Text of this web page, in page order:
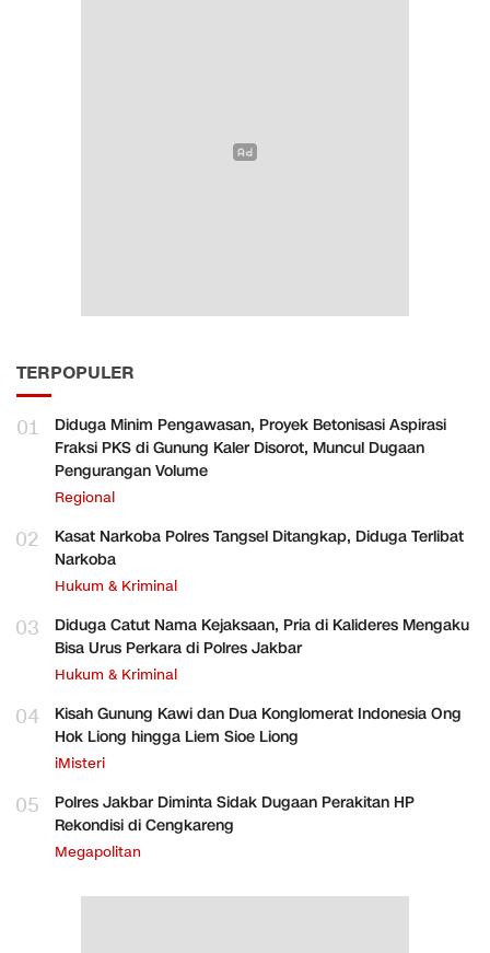
TERPOPULER
01
Diduga Minim Pengawasan, Proyek Betonisasi Aspirasi
Fraksi PKS di Gunung Kaler Disorot, Muncul Dugaan
Pengurangan Volume
Regional
02
Kasat Narkoba Polres Tangsel Ditangkap, Diduga Terlibat
Narkoba
Hukum & Kriminal
03
Diduga Catut Nama Kejaksaan, Pria di Kalideres Mengaku
Bisa Urus Perkara di Polres Jakbar
Hukum & Kriminal
04
Kisah Gunung Kawi dan Dua Konglomerat Indonesia Ong
Hok Liong hingga Liem Sioe Liong
iMisteri
05
Polres Jakbar Diminta Sidak Dugaan Perakitan HP
Rekondisi di Cengkareng
Megapolitan